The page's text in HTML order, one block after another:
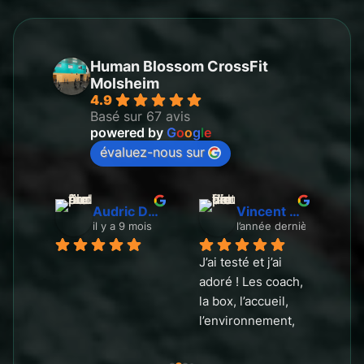
Human Blossom CrossFit
Molsheim
4.9
Basé sur 67 avis
powered by Google
évaluez-nous sur
Audric Durand
il y a 9 mois
Vincent Bouladon
l’année dernière
J’ai testé et j’ai
adoré ! Les coach,
la box, l’accueil,
l’environnement,